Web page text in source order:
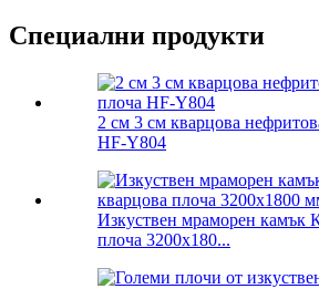
Специални продукти
2 см 3 см кварцова
HF-Y804
Изкуствен мраморен камък
плоча 3200x180...